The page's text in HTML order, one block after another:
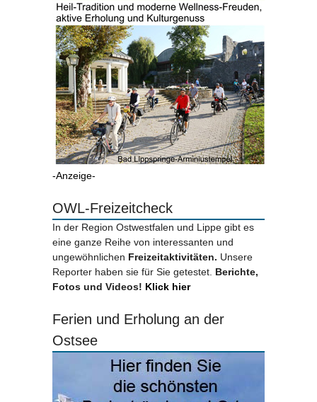
-Anzeige-
OWL-Freizeitcheck
In der Region Ostwestfalen und Lippe gibt es
eine ganze Reihe von interessanten und
ungewöhnlichen Freizeitaktivitäten. Unsere
Reporter haben sie für Sie getestet. Berichte,
Fotos und Videos! Klick hier
Ferien und Erholung an der
Ostsee